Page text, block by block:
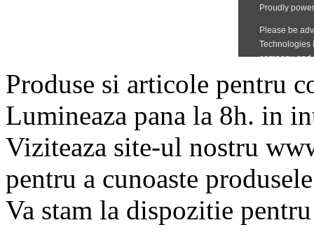
Produse si articole pentru
Lumineaza pana la 8h. in
Viziteaza site-ul nostru
pentru a cunoaste
Va stam la dispozitie